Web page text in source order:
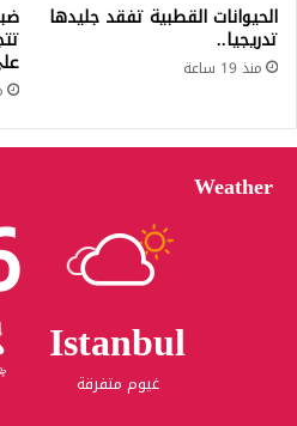
الحيوانات القطبية تفقد جليدها
تدريجيا..
منذ 19 ساعة
Weather
Istanbul
غيوم متفرقة